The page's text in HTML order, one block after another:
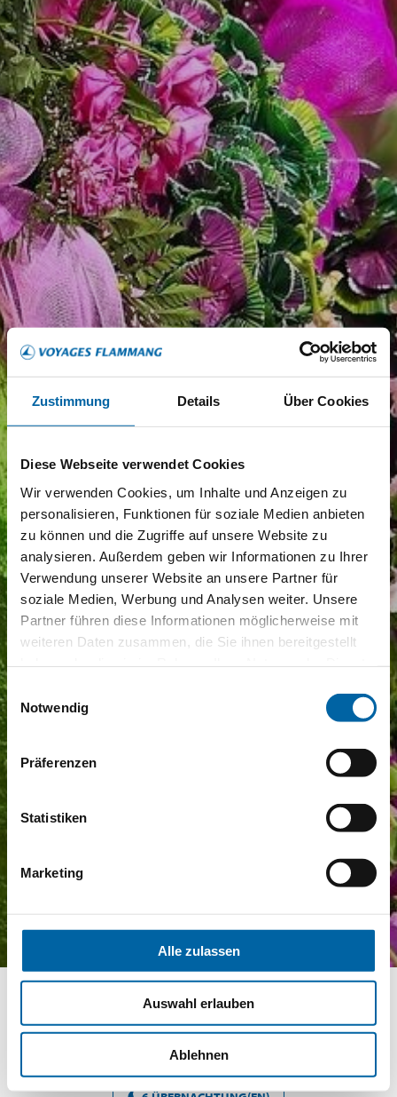
Zustimmung Details Über Cookies
Diese Webseite verwendet Cookies
Wir verwenden Cookies, um Inhalte und Anzeigen zu
personalisieren, Funktionen für soziale Medien anbieten
zu können und die Zugriffe auf unsere Website zu
analysieren. Außerdem geben wir Informationen zu Ihrer
Verwendung unserer Website an unsere Partner für
soziale Medien, Werbung und Analysen weiter. Unsere
Partner führen diese Informationen möglicherweise mit
weiteren Daten zusammen, die Sie ihnen bereitgestellt
Einwilligungsauswahl
Notwendig
Präferenzen
Statistiken
Marketing
Alle zulassen
Auswahl erlauben
Ablehnen
SAMSTAG 13 FEBRUAR - FREITAG 19 FEBRUAR 2027